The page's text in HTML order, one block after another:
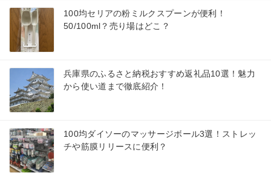
100均セリアの粉ミルクスプーンが便利！
50/100ml？売り場はどこ？
兵庫県のふるさと納税おすすめ返礼品10選！魅力
から使い道まで徹底紹介！
100均ダイソーのマッサージボール3選！ストレッ
チや筋膜リリースに便利？